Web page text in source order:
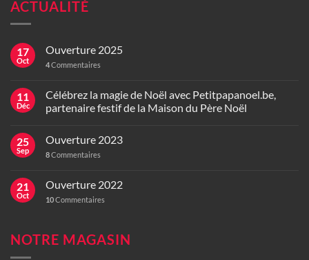
ACTUALITÉ
17
Oct
Ouverture 2025
4Commentaires
11
Déc
Célébrez la magie de Noël avec Petitpapanoel.be,
partenaire festif de la Maison du Père Noël
25
Sep
Ouverture 2023
8Commentaires
21
Oct
Ouverture 2022
10Commentaires
NOTRE MAGASIN